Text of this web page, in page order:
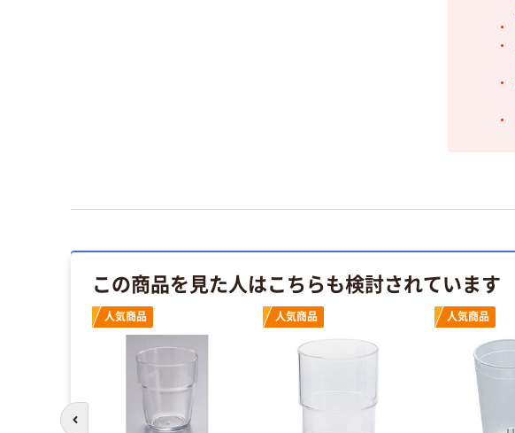
この商品を見た人はこちらも検討されています
人気商品 人気商品 人気商品
前のスライドへ